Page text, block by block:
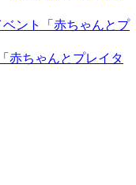
ベント「赤ちゃんとプ
赤ちゃんとプレイタ